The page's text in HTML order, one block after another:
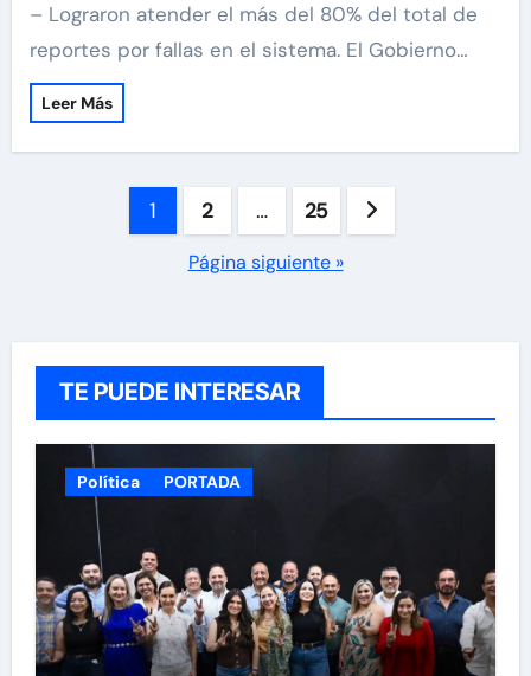
– Lograron atender el más del 80% del total de
reportes por fallas en el sistema. El Gobierno…
Leer Más
Paginación
1 2 … 25
Página siguiente »
TE PUEDE INTERESAR
Política PORTADA